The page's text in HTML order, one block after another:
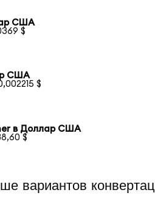
США
$
США
$
в Доллар США
$
вариантов